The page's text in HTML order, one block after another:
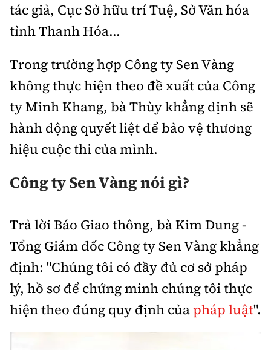
tác giả, Cục Sở hữu trí Tuệ, Sở Văn hóa
tỉnh Thanh Hóa...
Trong trường hợp Công ty Sen Vàng
không thực hiện theo đề xuất của Công
ty Minh Khang, bà Thùy khẳng định sẽ
hành động quyết liệt để bảo vệ thương
hiệu cuộc thi của mình.
Công ty Sen Vàng nói gì?
Trả lời Báo Giao thông, bà Kim Dung -
Tổng Giám đốc Công ty Sen Vàng khẳng
định: "Chúng tôi có đầy đủ cơ sở pháp
lý, hồ sơ để chứng minh chúng tôi thực
hiện theo đúng quy định củapháp luật".